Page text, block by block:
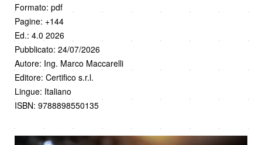
Formato: pdf
Pagine: +144
Ed.: 4.0 2026
Pubblicato: 24/07/2026
Autore: Ing. Marco Maccarelli
Editore: Certifico s.r.l.
Lingue: Italiano
ISBN: 9788898550135